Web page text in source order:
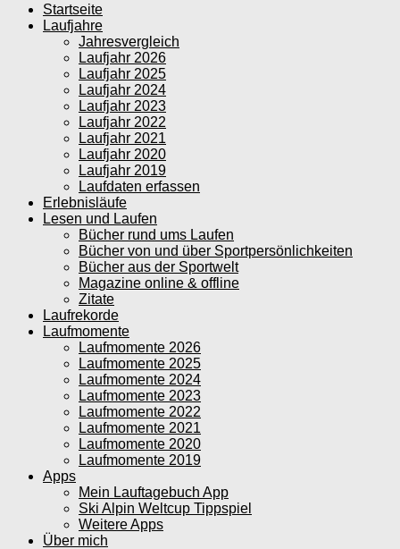
Startseite
Laufjahre
Jahresvergleich
Laufjahr 2026
Laufjahr 2025
Laufjahr 2024
Laufjahr 2023
Laufjahr 2022
Laufjahr 2021
Laufjahr 2020
Laufjahr 2019
Laufdaten erfassen
Erlebnisläufe
Lesen und Laufen
Bücher rund ums Laufen
Bücher von und über Sportpersönlichkeiten
Bücher aus der Sportwelt
Magazine online & offline
Zitate
Laufrekorde
Laufmomente
Laufmomente 2026
Laufmomente 2025
Laufmomente 2024
Laufmomente 2023
Laufmomente 2022
Laufmomente 2021
Laufmomente 2020
Laufmomente 2019
Apps
Mein Lauftagebuch App
Ski Alpin Weltcup Tippspiel
Weitere Apps
Über mich